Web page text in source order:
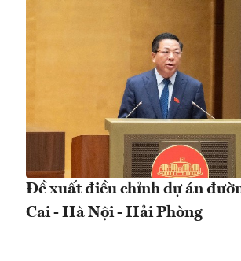
Đề xuất điều chỉnh dự án
Cai - Hà Nội - Hải Phòng